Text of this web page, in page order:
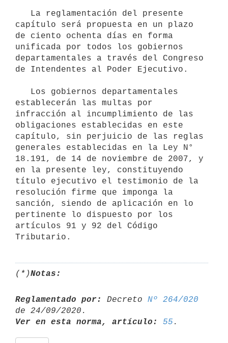
capítulo será propuesta en un plazo
de ciento ochenta días en forma
unificada por todos los gobiernos
departamentales a través del Congreso
de Intendentes al Poder Ejecutivo.
establecerán las multas por
infracción al incumplimiento de las
obligaciones establecidas en este
capítulo, sin perjuicio de las reglas
generales establecidas en la Ley N°
18.191, de 14 de noviembre de 2007, y
en la presente ley, constituyendo
título ejecutivo el testimonio de la
resolución firme que imponga la
sanción, siendo de aplicación en lo
pertinente lo dispuesto por los
artículos 91 y 92 del Código
Tributario.
(*)Notas:
Reglamentado por: Decreto Nº 264/020
Ver en esta norma, artículo:
55